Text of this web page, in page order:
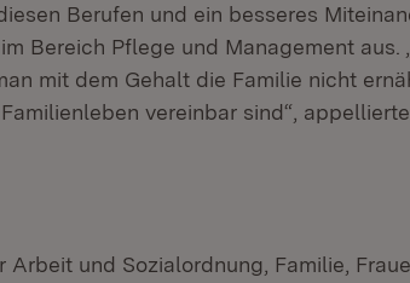
Berufen und ein besseres
Bereich Pflege und Management
mit dem Gehalt die Familie nicht
vereinbar sind“,
Arbeit und Sozialordnung, Familie,